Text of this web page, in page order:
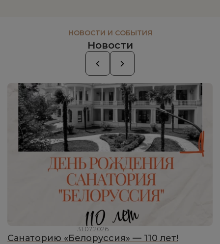
НОВОСТИ И СОБЫТИЯ
Новости
31.07.2026
Санаторию «Белоруссия» — 110 лет!